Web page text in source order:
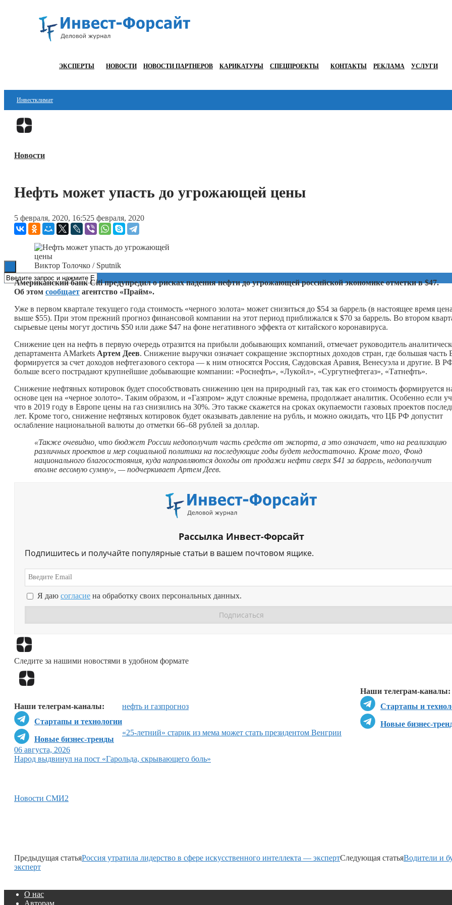
ЭКСПЕРТЫ НОВОСТИ НОВОСТИ ПАРТНЕРОВ КАРИКАТУРЫ СПЕЦПРОЕКТЫ КОНТАКТЫ РЕКЛАМА УСЛУГИ
Инвестклимат
Финансы
Блокчейн
Технологии
ESG
Новости
Нефть может упасть до угрожающей цены
5 февраля, 2020, 16:525 февраля, 2020
Виктор Толочко / Sputnik
Американский банк Citi предупредил о рисках падения нефти до угрожающей российской экономике отметки в $47.
Об этом сообщает агентство «Прайм».
Уже в первом квартале текущего года стоимость «черного золота» может снизиться до $54 за баррель (в настоящее время цена
выше $55). При этом прежний прогноз финансовой компании на этот период приближался к $70 за баррель. Во втором
сырьевые цены могут достичь $50 или даже $47 на фоне негативного эффекта от китайского коронавируса.
Снижение цен на нефть в первую очередь отразится на прибыли добывающих компаний, отмечает руководитель
департамента AMarkets Артем Деев. Снижение выручки означает сокращение экспортных доходов стран, где большая
формируется за счет доходов нефтегазового сектора — к ним относятся Россия, Саудовская Аравия, Венесуэла и другие. В
больше всего пострадают крупнейшие добывающие компании: «Роснефть», «Лукойл», «Сургутнефтегаз», «Татнефть».
Снижение нефтяных котировок будет способствовать снижению цен на природный газ, так как его стоимость формируется
основе цен на «черное золото». Таким образом, и «Газпром» ждут сложные времена, продолжает аналитик. Особенно если
что в 2019 году в Европе цены на газ снизились на 30%. Это также скажется на сроках окупаемости газовых проектов
лет. Кроме того, снижение нефтяных котировок будет оказывать давление на рубль, и можно ожидать, что ЦБ РФ допустит
ослабление национальной валюты до отметки 66–68 рублей за доллар.
«Также очевидно, что бюджет России недополучит часть средств от экспорта, а это означает, что на реализацию
различных проектов и мер социальной политики на последующие годы будет недостаточно. Кроме того, Фонд
национального благосостояния, куда направляются доходы от продажи нефти сверх $41 за баррель, недополучит
вполне весомую сумму», — подчеркивает Артем Деев.
Рассылка Инвест-Форсайт
Подпишитесь и получайте популярные статьи в вашем почтовом ящике.
Я даю согласие на обработку своих персональных данных.
Следите за нашими новостями в удобном формате
Наши телеграм-каналы:
Стартапы и
Новые бизнес-
Наши телеграм-каналы:
Стартапы и технологии
Новые бизнес-тренды
нефть и газпрогноз
«25-летний» старик из мема может стать президентом Венгрии
06 августа, 2026
Народ выдвинул на пост «Гарольда, скрывающего боль»
Новости СМИ2
Предыдущая статьяРоссия утратила лидерство в сфере искусственного интеллекта — экспертСледующая статьяВодители и
эксперт
О нас